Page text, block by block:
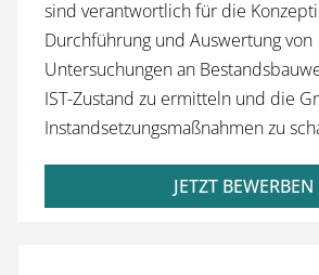
sind verantwortlich für die
Durchführung und Auswertung von
Untersuchungen an
IST-Zustand zu ermitteln und die
Instandsetzungs­maßnahmen zu
JETZT BEWERBEN